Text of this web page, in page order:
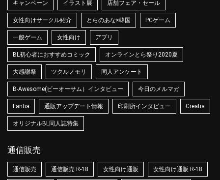
キャンペーン イラスト展 店舗フェア・セール
女性向けサークル紹介 とらのあな×韓国 PCゲーム
一般ゲーム 女性向け アプリ
BL初心者におすすめコミック オンラインとら祭り2020夏
大感謝祭 ツクルノモリ 同人アンケート
B-Awesome(ビーオーサム）インタビュー 今日のメルマガ
Fantia 通販アップデート情報 印刷所インタビュー Creatia
オリジナルBL同人誌特集
通信販売
通信販売 通信販売 R-18 女性向け通販 女性向け通販 R-18